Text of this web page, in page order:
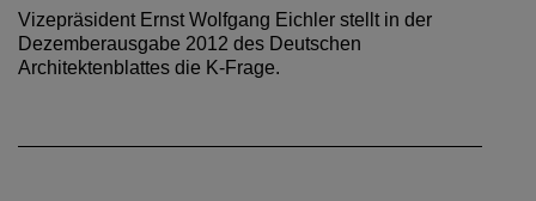
Vizepräsident Ernst Wolfgang Eichler stellt in der
Dezemberausgabe 2012 des Deutschen
Architektenblattes die K-Frage.